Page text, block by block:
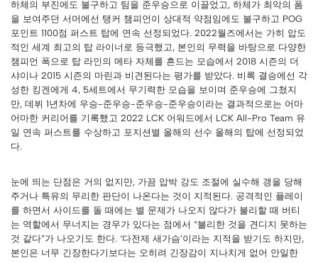
하체의 부진에도 불구하고 팀을 준우승으로 이끌었고, 하체가 최악의 폼
을 보여주던 서머에선 탱커 챔피언이 상대적 약점임에도 불구하고 POG
포인트 1100점 퍼스트 탑에 연속 선정되었다. 2022월즈에서는 가히 압도
적인 세계 최고의 탑 라이너로 등극했고, 본인의 무력을 바탕으로 다양한
챔피언 폭으로 탑 라인의 메타 자체를 흔드는 모습에서 2018 시즌의 더
샤이나 2015 시즌의 마린과 비견된다는 평가를 받았다. 비록 결승에선 각
성한 킹겐에게 4, 5세트에서 무기력한 모습을 보이며 준우승에 그쳤지
만, 데뷔 1년차에 우승-준우승-준우승-준우승이라는 결과적으로는 어마
어마한 커리어를 기록했고 2022 LCK 어워드에서 LCK All-Pro Team 유
일 연속 퍼스트를 수상하고 포지션별 올해의 선수 올해의 탑에 선정되었
다.
눈에 띄는 단점은 거의 없지만, 가끔 압박 강도 조절에 실수해 갱을 당해
주거나 특유의 무리한 판단이 나온다는 것이 지적된다. 공격적인 플레이
를 하면서 사이드를 돌 때에는 별 문제가 나오지 않다가 불리할 때 버티
는 역할에서 무너지는 경우가 있다는 점에서 “불리한 것을 견디지 못하는
것 같다”가 나오기도 한다. ‘다전제 새가슴’이라는 지적을 받기도 하지만,
본인은 너무 긴장한다기보다는 오히려 긴장감이 지나치게 없어 안일한